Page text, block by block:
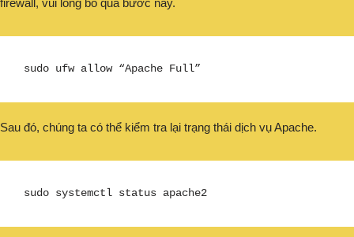
firewall, vui lòng bỏ qua bước này.
sudo ufw allow “Apache Full”
Sau đó, chúng ta có thể kiểm tra lại trạng thái dịch vụ Apache.
sudo systemctl status apache2